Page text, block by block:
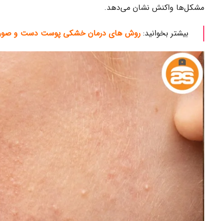
مشکل‌ها واکنش نشان می‌دهد.
بیشتر بخوانید: روش ‌های درمان خشکی پوست دست و